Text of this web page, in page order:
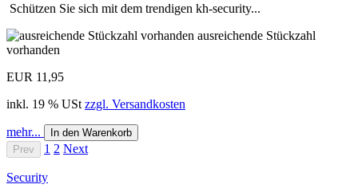
Schützen Sie sich mit dem trendigen kh-security...
ausreichende Stückzahl
vorhanden
EUR 11,95
inkl. 19 % USt zzgl. Versandkosten
mehr...
In den Warenkorb
Prev
1 2 Next
Security